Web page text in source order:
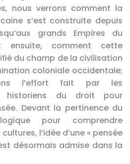
nous verrons comment la
s’est construite depuis
grands Empires du
ensuite, comment cette
du champ de la civilisation
coloniale occidentale;
l’effort fait par les
historiens du droit pour
Devant la pertinence du
pour comprendre
l’idée d’une « pensée
désormais admise dans la